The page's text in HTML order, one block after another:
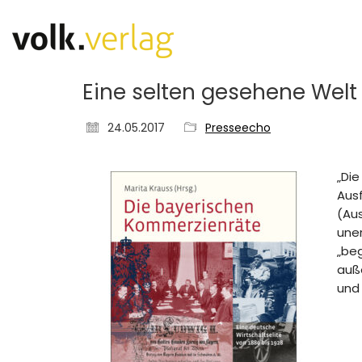
Eine selten gesehene Welt
24.05.2017 Presseecho